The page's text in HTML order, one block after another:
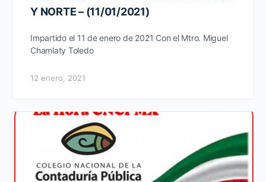
Y NORTE – (11/01/2021)
Impartido el 11 de enero de 2021 Con el Mtro. Miguel
Chamlaty Toledo
12 enero, 2021